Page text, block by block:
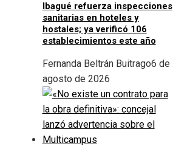
Ibagué refuerza inspecciones
sanitarias en hoteles y
hostales; ya verificó 106
establecimientos este año
Fernanda Beltrán Buitrago6 de
agosto de 2026